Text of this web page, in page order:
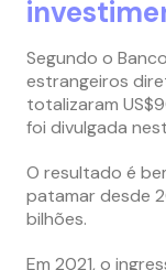
Segundo o
estrangeiros
totalizaram
foi divulgada
O resultado é
patamar desde
bilhões.
Em 2021, o